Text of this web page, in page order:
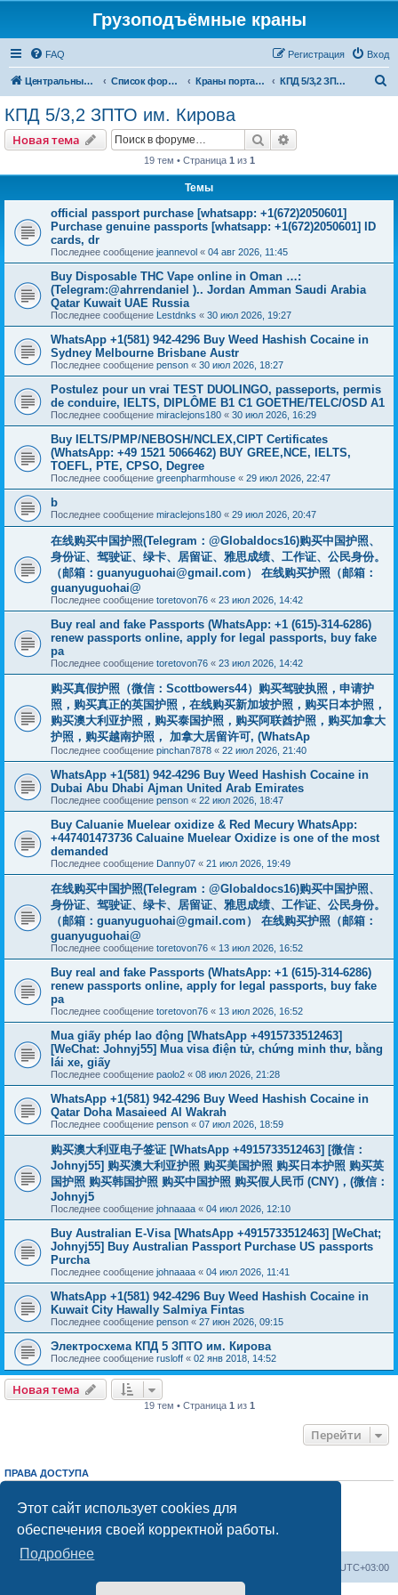
Этот сайт использует cookies для
обеспечения своей корректной работы.
Подробнее
Грузоподъёмные краны
FAQ Вход
Регистрация
Центральный сайт Список форумов Краны портальные КПД 5/3,2 ЗПТО им. Кирова
КПД 5/3,2 ЗПТО им. Кирова
Новая тема Поиск
19 тем • Страница 1 из 1
Темы
official passport purchase [whatsapp: +1(672)2050601]
Purchase genuine passports [whatsapp: +1(672)2050601] ID
cards, dr
Последнее сообщение jeannevol « 04 авг 2026, 11:45
Buy Disposable THC Vape online in Oman …:
(Telegram:@ahrrendaniel ).. Jordan Amman Saudi Arabia
Qatar Kuwait UAE Russia
Последнее сообщение Lestdnks « 30 июл 2026, 19:27
WhatsApp +1(581) 942-4296 Buy Weed Hashish Cocaine in
Sydney Melbourne Brisbane Austr
Последнее сообщение penson « 30 июл 2026, 18:27
Postulez pour un vrai TEST DUOLINGO, passeports, permis
de conduire, IELTS, DIPLÔME B1 C1 GOETHE/TELC/OSD A1
Последнее сообщение miraclejons180 « 30 июл 2026, 16:29
Buy IELTS/PMP/NEBOSH/NCLEX,CIPT Certificates
(WhatsApp: +49 1521 5066462) BUY GREE,NCE, IELTS,
TOEFL, PTE, CPSO, Degree
Последнее сообщение greenpharmhouse « 29 июл 2026, 22:47
b
Последнее сообщение miraclejons180 « 29 июл 2026, 20:47
在线购买中国护照(Telegram：@Globaldocs16)购买中国护照、
身份证、驾驶证、绿卡、居留证、雅思成绩、工作证、公民身份。
（邮箱： guanyuguohai@gmail.com ） 在线购买护照（邮箱：
guanyuguohai@
Последнее сообщение toretovon76 « 23 июл 2026, 14:42
Buy real and fake Passports (WhatsApp: +1 (615)-314-6286)
renew passports online, apply for legal passports, buy fake
pa
Последнее сообщение toretovon76 « 23 июл 2026, 14:42
购买真假护照（微信：Scottbowers44）购买驾驶执照，申请护
照，购买真正的英国护照，在线购买新加坡护照，购买日本护照，
购买澳大利亚护照，购买泰国护照，购买阿联酋护照，购买加拿大
护照，购买越南护照， 加拿大居留许可, (WhatsAp
Последнее сообщение pinchan7878 « 22 июл 2026, 21:40
WhatsApp +1(581) 942-4296 Buy Weed Hashish Cocaine in
Dubai Abu Dhabi Ajman United Arab Emirates
Последнее сообщение penson « 22 июл 2026, 18:47
Buy Caluanie Muelear oxidize & Red Mecury WhatsApp:
+447401473736 Caluaine Muelear Oxidize is one of the most
demanded
Последнее сообщение Danny07 « 21 июл 2026, 19:49
在线购买中国护照(Telegram：@Globaldocs16)购买中国护照、
身份证、驾驶证、绿卡、居留证、雅思成绩、工作证、公民身份。
（邮箱： guanyuguohai@gmail.com ） 在线购买护照（邮箱：
guanyuguohai@
Последнее сообщение toretovon76 « 13 июл 2026, 16:52
Buy real and fake Passports (WhatsApp: +1 (615)-314-6286)
renew passports online, apply for legal passports, buy fake
pa
Последнее сообщение toretovon76 « 13 июл 2026, 16:52
Mua giấy phép lao động [WhatsApp +4915733512463]
[WeChat: Johnyj55] Mua visa điện tử, chứng minh thư, bằng
lái xe, giấy
Последнее сообщение paolo2 « 08 июл 2026, 21:28
WhatsApp +1(581) 942-4296 Buy Weed Hashish Cocaine in
Qatar Doha Masaieed Al Wakrah
Последнее сообщение penson « 07 июл 2026, 18:59
购买澳大利亚电子签证 [WhatsApp +4915733512463] [微信：
Johnyj55] 购买澳大利亚护照 购买美国护照 购买日本护照 购买英
国护照 购买韩国护照 购买中国护照 购买假人民币 (CNY)，(微信：
Johnyj5
Последнее сообщение johnaaaa « 04 июл 2026, 12:10
Buy Australian E-Visa [WhatsApp +4915733512463] [WeChat;
Johnyj55] Buy Australian Passport Purchase US passports
Purcha
Последнее сообщение johnaaaa « 04 июл 2026, 11:41
WhatsApp +1(581) 942-4296 Buy Weed Hashish Cocaine in
Kuwait City Hawally Salmiya Fintas
Последнее сообщение penson « 27 июн 2026, 09:15
Электросхема КПД 5 ЗПТО им. Кирова
Последнее сообщение rusloff « 02 янв 2018, 14:52
Новая тема
19 тем • Страница 1 из 1
Перейти
ПРАВА ДОСТУПА
Выне можетеотвечать на сообщения
Выне можетередактировать свои сообщения
Выне можетеудалять свои сообщения
добавлять вложения
UTC+03:00